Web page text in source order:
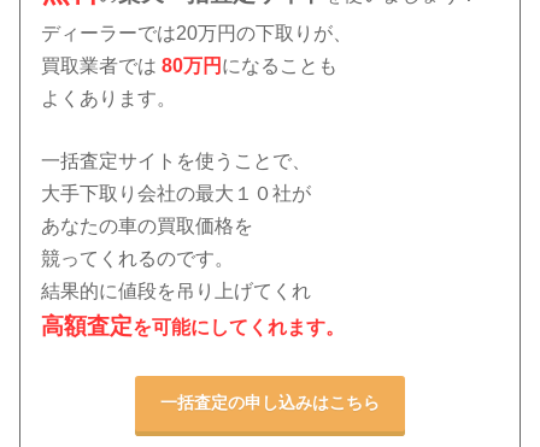
ディーラーでは20万円の下取りが、
買取業者では80万円 になることも
よくあります。
一括査定サイトを使うことで、
大手下取り会社の最大１０社が
あなたの車の買取価格を
競ってくれるのです。
結果的に値段を吊り上げてくれ
高額査定を可能にしてくれます。
一括査定の申し込みはこちら